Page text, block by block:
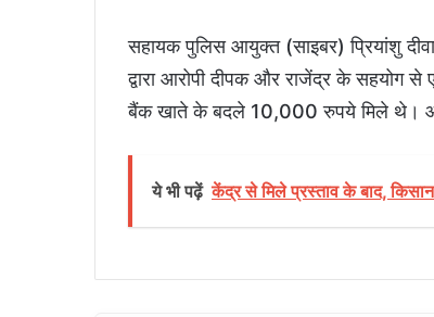
सहायक पुलिस आयुक्त (साइबर) प्रियांशु
द्वारा आरोपी दीपक और राजेंद्र के सहयोग
बैंक खाते के बदले 10,000 रुपये मिले थे।
ये भी पढ़ें केंद्र से मिले प्रस्ताव के बाद,